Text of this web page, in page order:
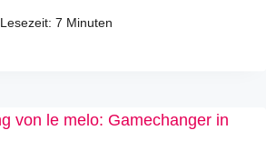
Lesezeit: 7 Minuten